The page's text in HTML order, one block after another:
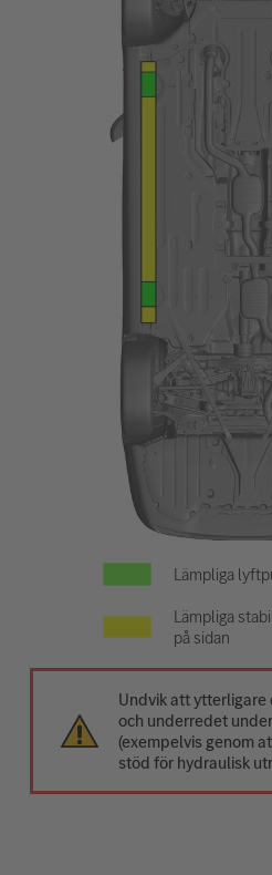
Lämpliga
Lämpliga
på sidan
Undvik att
och underredet
(exempelvis genom
stöd för hydraulisk